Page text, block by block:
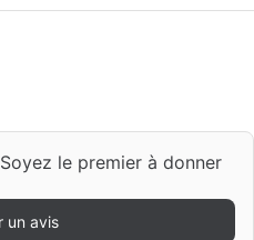
le premier à donner
un avis